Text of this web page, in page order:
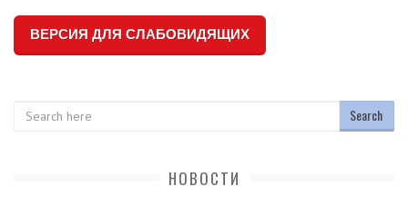
ВЕРСИЯ ДЛЯ СЛАБОВИДЯЩИХ
НОВОСТИ